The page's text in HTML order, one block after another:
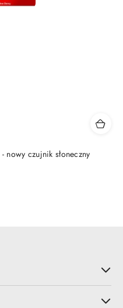
nowy czujnik słoneczny